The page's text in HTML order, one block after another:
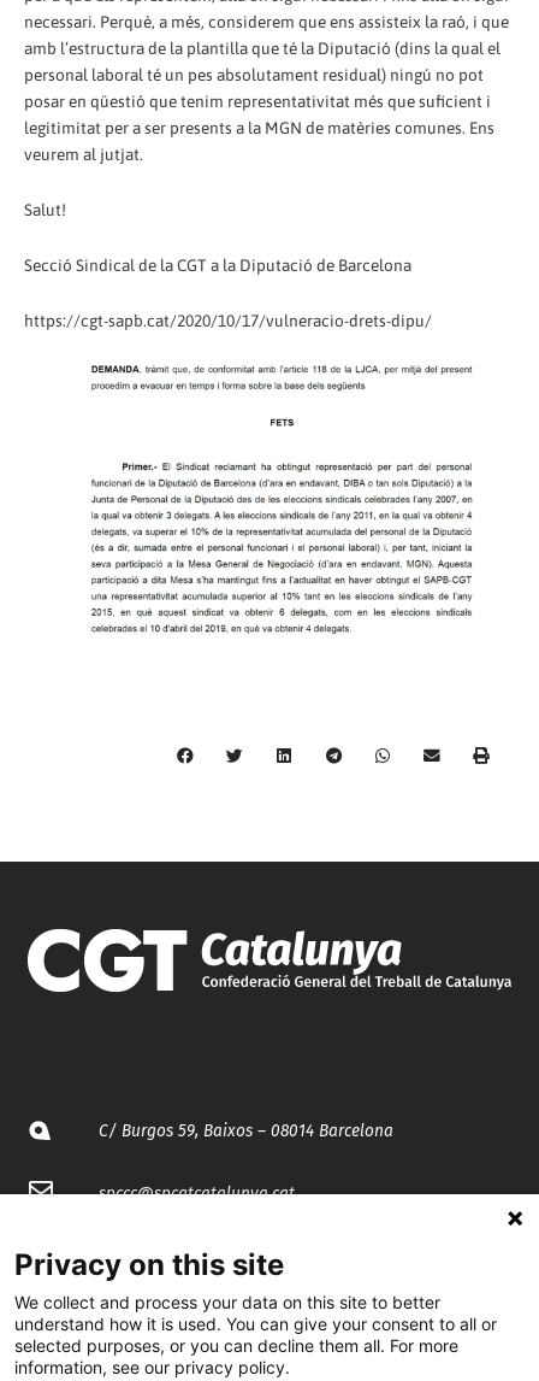
necessari. Perquè, a més, considerem que ens assisteix la raó, i que
amb l’estructura de la plantilla que té la Diputació (dins la qual el
personal laboral té un pes absolutament residual) ningú no pot
posar en qüestió que tenim representativitat més que suficient i
legitimitat per a ser presents a la MGN de matèries comunes. Ens
veurem al jutjat.
Salut!
Secció Sindical de la CGT a la Diputació de Barcelona
https://cgt-sapb.cat/2020/10/17/vulneracio-drets-dipu/
C/ Burgos 59, Baixos – 08014 Barcelona
spccc@spcgtcatalunya.cat
@CGTCatalunya
cgtcatalunya
Privacy on this site
We collect and process your data on this site to better
understand how it is used. You can give your consent to all or
selected purposes, or you can decline them all. For more
information, see our privacy policy.